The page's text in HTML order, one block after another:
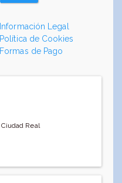
Información Legal
Política de Cookies
Formas de Pago
Ciudad Real